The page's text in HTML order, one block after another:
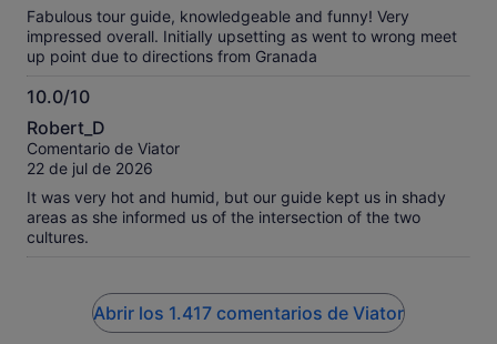
Fabulous tour guide, knowledgeable and funny! Very
impressed overall. Initially upsetting as went to wrong meet
up point due to directions from Granada
10.0/10
10.0
sobre
10
Robert_D
Comentario de Viator
22 de jul de 2026
It was very hot and humid, but our guide kept us in shady
areas as she informed us of the intersection of the two
cultures.
Abrir los 1.417 comentarios de Viator